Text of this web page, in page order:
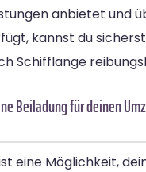
anbietet und
kannst du
Schifflange
Beiladung für deinen
eine Möglichkeit,